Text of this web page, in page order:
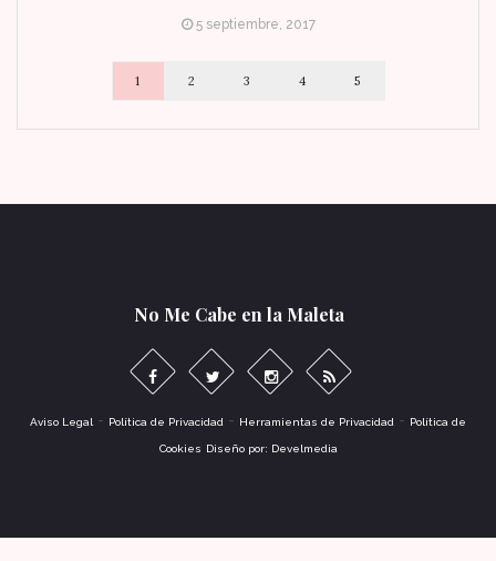
5 septiembre, 2017
1 2 3 4 5
No Me Cabe en la Maleta
Aviso Legal - Política de Privacidad - Herramientas de Privacidad - Política de
Cookies Diseño por: Develmedia